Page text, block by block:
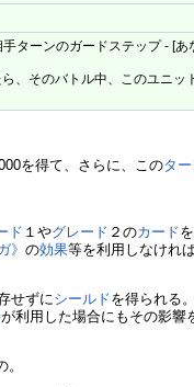
手ターンのガードステップ - [あ
、そのバトル中、このユニ
を得て、さらに、このター
ド １やグレード ２のカード
》の効果等を利用しなけれ
せずにシールドを得られる。
が利用した場合にもその影響